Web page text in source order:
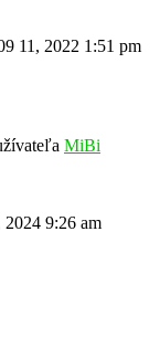
11, 2022 1:51 pm
MiBi
2024 9:26 am